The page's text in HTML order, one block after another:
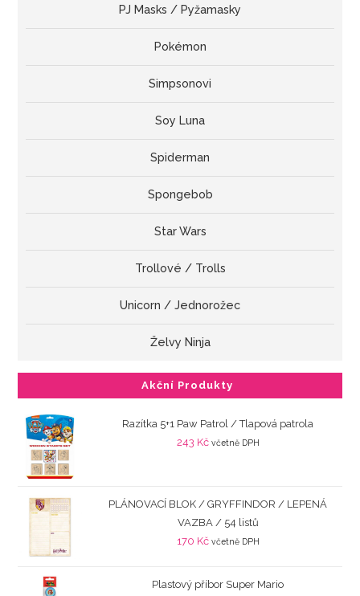
PJ Masks / Pyžamasky
Pokémon
Simpsonovi
Soy Luna
Spiderman
Spongebob
Star Wars
Trollové / Trolls
Unicorn / Jednorožec
Želvy Ninja
Akční Produkty
Razítka 5+1 Paw Patrol / Tlapová patrola
243 Kč včetně DPH
PLÁNOVACÍ BLOK / GRYFFINDOR / LEPENÁ
VAZBA / 54 listů
170 Kč včetně DPH
Plastový příbor Super Mario